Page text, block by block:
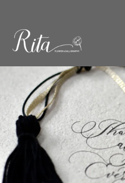
へ
プ